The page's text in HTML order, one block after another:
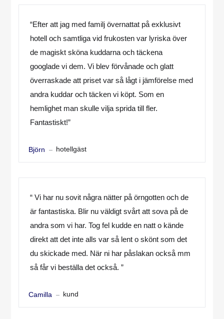
“Efter att jag med familj övernattat på exklusivt
hotell och samtliga vid frukosten var lyriska över
de magiskt sköna kuddarna och täckena
googlade vi dem. Vi blev förvånade och glatt
överraskade att priset var så lågt i jämförelse med
andra kuddar och täcken vi köpt. Som en
hemlighet man skulle vilja sprida till fler.
Fantastiskt!”
Björn hotellgäst
“ Vi har nu sovit några nätter på örngotten och de
är fantastiska. Blir nu väldigt svårt att sova på de
andra som vi har. Tog fel kudde en natt o kände
direkt att det inte alls var så lent o skönt som det
du skickade med. När ni har påslakan också mm
så får vi beställa det också. ”
Camilla kund